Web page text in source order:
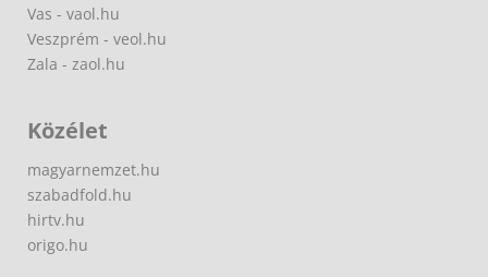
Vas - vaol.hu
Veszprém - veol.hu
Zala - zaol.hu
Közélet
magyarnemzet.hu
szabadfold.hu
hirtv.hu
origo.hu